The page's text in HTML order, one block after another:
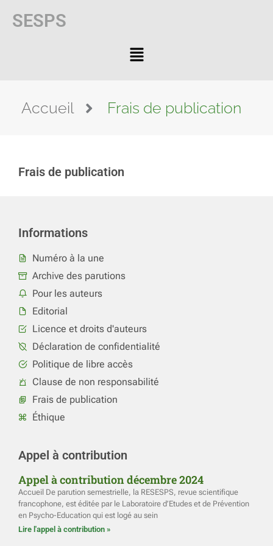
SESPS
Accueil Frais de publication
Frais de publication
Informations
Numéro à la une
Archive des parutions
Pour les auteurs
Editorial
Licence et droits d'auteurs
Déclaration de confidentialité
Politique de libre accès
Clause de non responsabilité
Frais de publication
Éthique
Appel à contribution
Appel à contribution décembre 2024
Accueil De parution semestrielle, la RESESPS, revue scientifique
francophone, est éditée par le Laboratoire d’Etudes et de Prévention
en Psycho-Education qui est logé au sein
Lire l'appel à contribution »